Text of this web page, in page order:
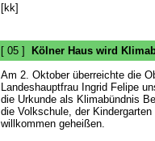
[kk]
[ 05 ]
Kölner Haus wird
Am 2. Oktober überreichte die
Landeshauptfrau Ingrid Felipe
die Urkunde als Klimabündnis
die Volkschule, der
willkommen geheißen.